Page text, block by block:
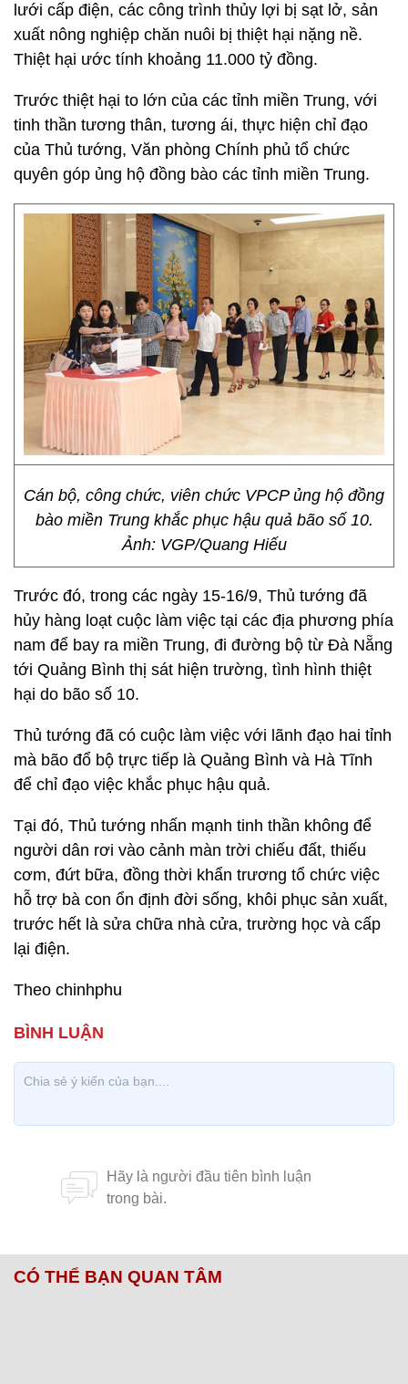
lưới cấp điện, các công trình thủy lợi bị sạt lở, sản
xuất nông nghiệp chăn nuôi bị thiệt hại nặng nề.
Thiệt hại ước tính khoảng 11.000 tỷ đồng.
Trước thiệt hại to lớn của các tỉnh miền Trung, với
tinh thần tương thân, tương ái, thực hiện chỉ đạo
của Thủ tướng, Văn phòng Chính phủ tổ chức
quyên góp ủng hộ đồng bào các tỉnh miền Trung.
Cán bộ, công chức, viên chức VPCP ủng hộ đồng
bào miền Trung khắc phục hậu quả bão số 10.
Ảnh: VGP/Quang Hiếu
Trước đó, trong các ngày 15-16/9, Thủ tướng đã
hủy hàng loạt cuộc làm việc tại các địa phương phía
nam để bay ra miền Trung, đi đường bộ từ Đà Nẵng
tới Quảng Bình thị sát hiện trường, tình hình thiệt
hại do bão số 10.
Thủ tướng đã có cuộc làm việc với lãnh đạo hai tỉnh
mà bão đổ bộ trực tiếp là Quảng Bình và Hà Tĩnh
để chỉ đạo việc khắc phục hậu quả.
Tại đó, Thủ tướng nhấn mạnh tinh thần không để
người dân rơi vào cảnh màn trời chiếu đất, thiếu
cơm, đứt bữa, đồng thời khẩn trương tổ chức việc
hỗ trợ bà con ổn định đời sống, khôi phục sản xuất,
trước hết là sửa chữa nhà cửa, trường học và cấp
lại điện.
Theo chinhphu
CÓ THỂ BẠN QUAN TÂM